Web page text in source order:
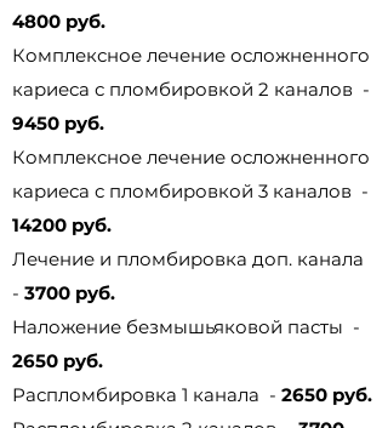
4800 руб.
Комплексное лечение осложненного
кариеса с пломбировкой 2 каналов -
9450 руб.
Комплексное лечение осложненного
кариеса с пломбировкой 3 каналов -
14200 руб.
Лечение и пломбировка доп. канала
- 3700 руб.
Наложение безмышьяковой пасты -
2650 руб.
Распломбировка 1 канала - 2650 руб.